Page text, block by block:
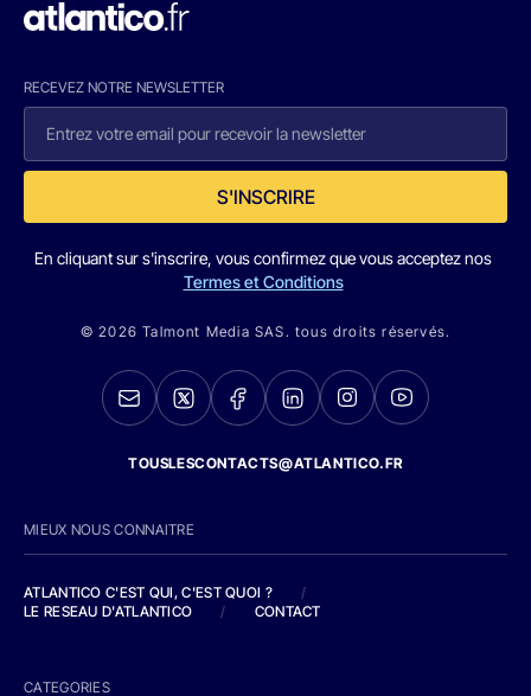
RECEVEZ NOTRE NEWSLETTER
S'INSCRIRE
En cliquant sur s'inscrire, vous confirmez que vous acceptez nos
Termes et Conditions
© 2026 Talmont Media SAS. tous droits réservés.
TOUSLESCONTACTS@ATLANTICO.FR
MIEUX NOUS CONNAITRE
ATLANTICO C'EST QUI, C'EST QUOI ?
/
LE RESEAU D'ATLANTICO
/ CONTACT
CATEGORIES